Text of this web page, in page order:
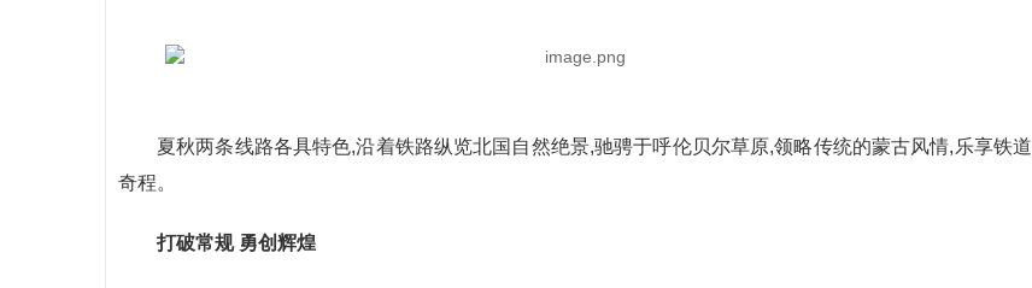
夏秋两条线路各具特色,沿着铁路纵览北国自然绝景,驰骋于呼伦贝尔草原,领略传统的蒙古风情,乐享铁道
奇程。
打破常规 勇创辉煌